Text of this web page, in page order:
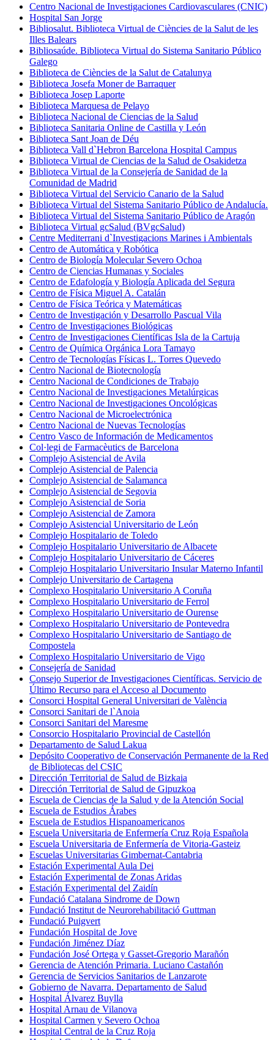
Centro Nacional de Investigaciones Cardiovasculares (CNIC)
Hospital San Jorge
Bibliosalut. Biblioteca Virtual de Ciències de la Salut de les
Illes Balears
Bibliosaúde. Biblioteca Virtual do Sistema Sanitario Público
Galego
Biblioteca de Ciències de la Salut de Catalunya
Biblioteca Josefa Moner de Barraquer
Biblioteca Josep Laporte
Biblioteca Marquesa de Pelayo
Biblioteca Nacional de Ciencias de la Salud
Biblioteca Sanitaria Online de Castilla y León
Biblioteca Sant Joan de Déu
Biblioteca Vall d`Hebron Barcelona Hospital Campus
Biblioteca Virtual de Ciencias de la Salud de Osakidetza
Biblioteca Virtual de la Consejería de Sanidad de la
Comunidad de Madrid
Biblioteca Virtual del Servicio Canario de la Salud
Biblioteca Virtual del Sistema Sanitario Público de Andalucía.
Biblioteca Virtual del Sistema Sanitario Público de Aragón
Biblioteca Virtual gcSalud (BVgcSalud)
Centre Mediterrani d`Investigacions Marines i Ambientals
Centro de Automática y Robótica
Centro de Biología Molecular Severo Ochoa
Centro de Ciencias Humanas y Sociales
Centro de Edafología y Biología Aplicada del Segura
Centro de Física Miguel A. Catalán
Centro de Física Teórica y Matemáticas
Centro de Investigación y Desarrollo Pascual Vila
Centro de Investigaciones Biológicas
Centro de Investigaciones Científicas Isla de la Cartuja
Centro de Química Orgánica Lora Tamayo
Centro de Tecnologías Físicas L. Torres Quevedo
Centro Nacional de Biotecnología
Centro Nacional de Condiciones de Trabajo
Centro Nacional de Investigaciones Metalúrgicas
Centro Nacional de Investigaciones Oncológicas
Centro Nacional de Microelectrónica
Centro Nacional de Nuevas Tecnologías
Centro Vasco de Información de Medicamentos
Col·legi de Farmacèutics de Barcelona
Complejo Asistencial de Avila
Complejo Asistencial de Palencia
Complejo Asistencial de Salamanca
Complejo Asistencial de Segovia
Complejo Asistencial de Soria
Complejo Asistencial de Zamora
Complejo Asistencial Universitario de León
Complejo Hospitalario de Toledo
Complejo Hospitalario Universitario de Albacete
Complejo Hospitalario Universitario de Cáceres
Complejo Hospitalario Universitario Insular Materno Infantil
Complejo Universitario de Cartagena
Complexo Hospitalario Universitario A Coruña
Complexo Hospitalario Universitario de Ferrol
Complexo Hospitalario Universitario de Ourense
Complexo Hospitalario Universitario de Pontevedra
Complexo Hospitalario Universitario de Santiago de
Compostela
Complexo Hospitalario Universitario de Vigo
Consejería de Sanidad
Consejo Superior de Investigaciones Científicas. Servicio de
Último Recurso para el Acceso al Documento
Consorci Hospital General Universitari de València
Consorci Sanitari de l`Anoia
Consorci Sanitari del Maresme
Consorcio Hospitalario Provincial de Castellón
Departamento de Salud Lakua
Depósito Cooperativo de Conservación Permanente de la Red
de Bibliotecas del CSIC
Dirección Territorial de Salud de Bizkaia
Dirección Territorial de Salud de Gipuzkoa
Escuela de Ciencias de la Salud y de la Atención Social
Escuela de Estudios Árabes
Escuela de Estudios Hispanoamericanos
Escuela Universitaria de Enfermería Cruz Roja Española
Escuela Universitaria de Enfermería de Vitoria-Gasteiz
Escuelas Universitarias Gimbernat-Cantabria
Estación Experimental Aula Dei
Estación Experimental de Zonas Aridas
Estación Experimental del Zaidín
Fundació Catalana Sindrome de Down
Fundació Institut de Neurorehabilitació Guttman
Fundació Puigvert
Fundación Hospital de Jove
Fundación Jiménez Díaz
Fundación José Ortega y Gasset-Gregorio Marañón
Gerencia de Atención Primaria. Luciano Castañón
Gerencia de Servicios Sanitarios de Lanzarote
Gobierno de Navarra. Departamento de Salud
Hospital Álvarez Buylla
Hospital Arnau de Vilanova
Hospital Carmen y Severo Ochoa
Hospital Central de la Cruz Roja